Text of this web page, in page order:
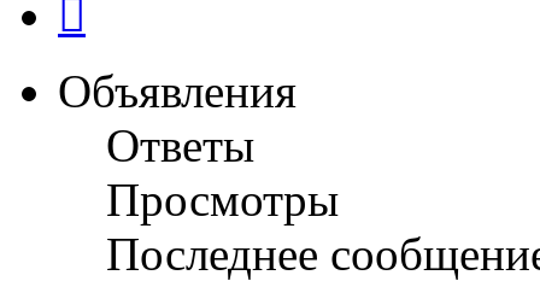
Объявления
Ответы
Просмотры
Последнее